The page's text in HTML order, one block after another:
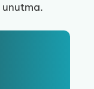
unutma.